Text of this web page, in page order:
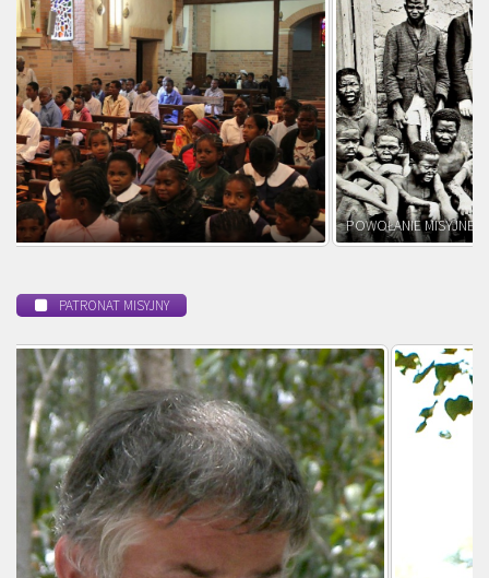
POWOŁANIE MISYJNE
PATRONAT MISYJNY